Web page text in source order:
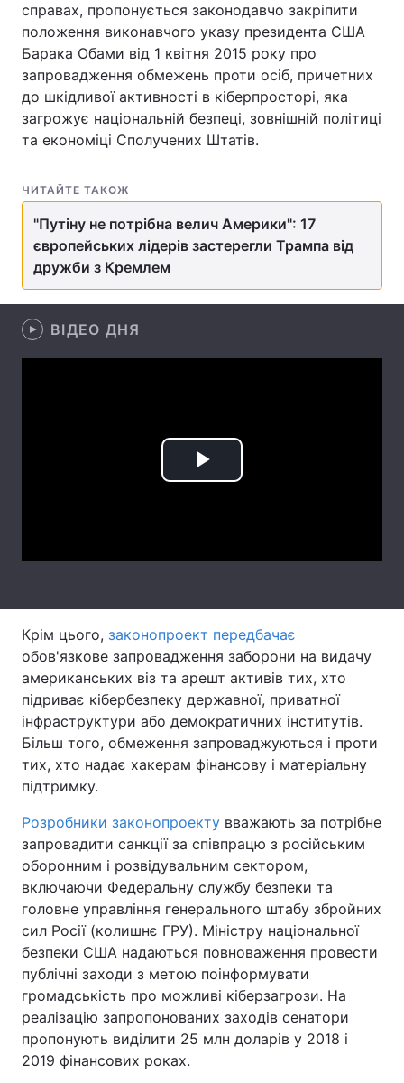
Економіка Світ
Спорт
Техно і зв'язок Лайт
Зброя Інциденти
Здоров'я
Цікавинки Погода
Екологія
Лонгріди
Відео з Youtube Статті
Вакансії
Тема оформлення
справах, пропонується законодавчо закріпити
положення виконавчого указу президента США
Барака Обами від 1 квітня 2015 року про
запровадження обмежень проти осіб, причетних
до шкідливої активності в кіберпросторі, яка
загрожує національній безпеці, зовнішній політиці
та економіці Сполучених Штатів.
ЧИТАЙТЕ ТАКОЖ
"Путіну не потрібна велич Америки": 17
європейських лідерів застерегли Трампа від
дружби з Кремлем
ВІДЕО ДНЯ
Play
Крім цього, законопроект передбачає
обов'язкове запровадження заборони на видачу
американських віз та арешт активів тих, хто
підриває кібербезпеку державної, приватної
інфраструктури або демократичних інститутів.
Більш того, обмеження запроваджуються і проти
тих, хто надає хакерам фінансову і матеріальну
підтримку.
Розробники законопроекту вважають за потрібне
запровадити санкції за співпрацю з російським
оборонним і розвідувальним сектором,
включаючи Федеральну службу безпеки та
головне управління генерального штабу збройних
сил Росії (колишнє ГРУ). Міністру національної
безпеки США надаються повноваження провести
публічні заходи з метою поінформувати
громадськість про можливі кіберзагрози. На
реалізацію запропонованих заходів сенатори
пропонують виділити 25 млн доларів у 2018 і
2019 фінансових роках.